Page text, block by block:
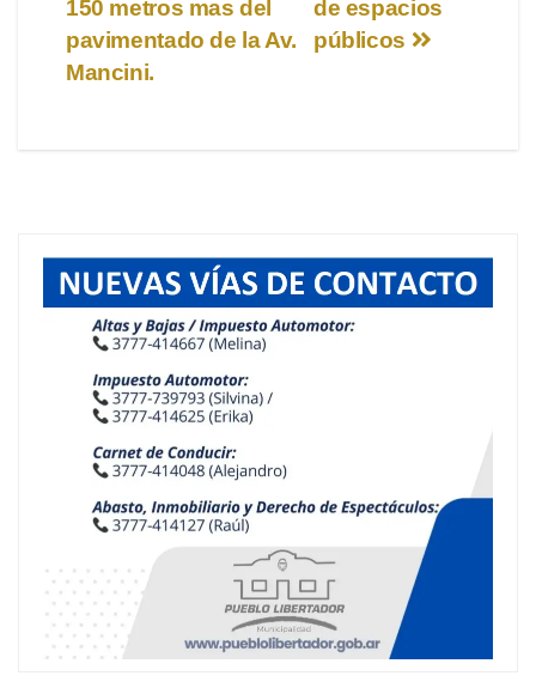
de
entradas
de espacios
públicos
150 metros mas del
pavimentado de la Av.
Mancini.